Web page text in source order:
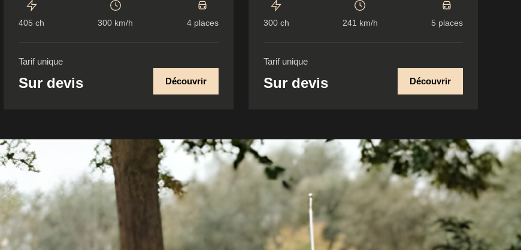
405 ch 300 km/h 4 places
Tarif unique
Sur devis Découvrir
300 ch 241 km/h 5 places
Tarif unique
Sur devis Découvrir